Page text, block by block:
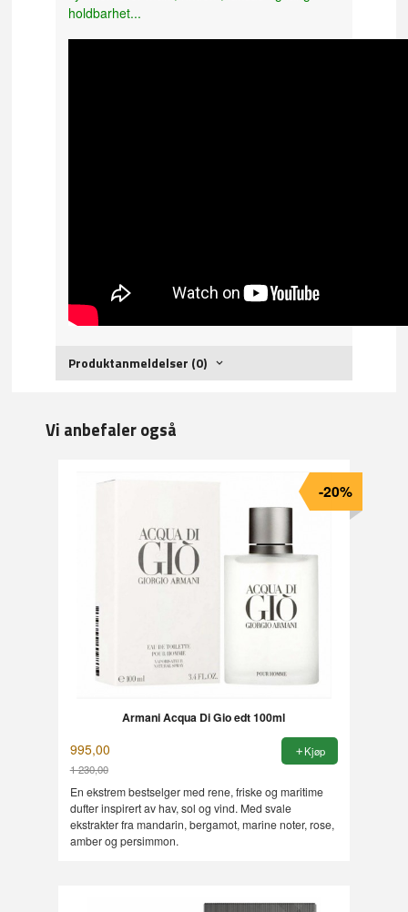
holdbarhet...
Produktanmeldelser (0)
Vi anbefaler også
Armani Acqua Di Gio edt 100ml
995,00
1 230,00
Rabatt
-20%
Kjøp
En ekstrem bestselger med rene, friske og maritime
dufter inspirert av hav, sol og vind. Med svale
ekstrakter fra mandarin, bergamot, marine noter, rose,
amber og persimmon.